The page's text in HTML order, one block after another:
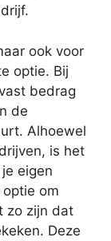
ook voor
optie. Bij
bedrag
de
Alhoewel
is het
eigen
om
zo zijn dat
Deze